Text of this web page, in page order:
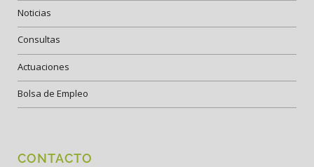
Noticias
Consultas
Actuaciones
Bolsa de Empleo
CONTACTO